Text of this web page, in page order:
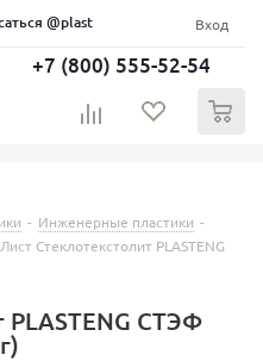
@plast Вход
+7 (800) 555-52-54
- Инженерные пластики -
Лист Стеклотекстолит PLASTENG
PLASTENG СТЭФ